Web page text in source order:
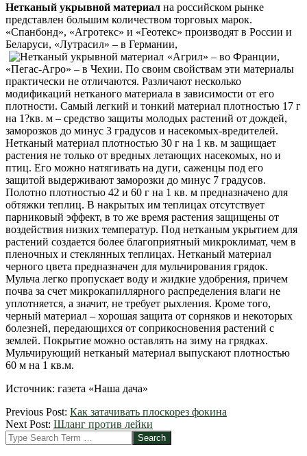
Нетканый укрывной материал на российском рынке
представлен большим количеством торговых марок.
«Спанбонд», «Агротекс» и «Геотекс» производят в России и
Беларуси, «Лутрасил» – в Германии,
«Агрил» – во Франции,
«Пегас-Агро» – в Чехии. По своим свойствам эти материалы
практически не отличаются. Различают несколько
модификаций нетканого материала в зависимости от его
плотности. Самый легкий и тонкий материал плотностью 17 г
на 1?кв. м – средство защиты молодых растений от дождей,
заморозков до минус 3 градусов и насекомых-вредителей.
Нетканый материал плотностью 30 г на 1 кв. м защищает
растения не только от вредных летающих насекомых, но и
птиц. Его можно натягивать на дуги, саженцы под его
защитой выдерживают заморозки до минус 7 градусов.
Полотно плотностью 42 и 60 г на 1 кв. м предназначено для
обтяжки теплиц. В накрытых им теплицах отсутствует
парниковый эффект, в то же время растения защищены от
воздействия низких температур. Под нетканым укрытием для
растений создается более благоприятный микроклимат, чем в
пленочных и стеклянных теплицах. Нетканый материал
черного цвета предназначен для мульчирования грядок.
Мульча легко пропускает воду и жидкие удобрения, причем
почва за счет микрокапиллярного распределения влаги не
уплотняется, а значит, не требует рыхления. Кроме того,
черный материал – хорошая защита от сорняков и некоторых
болезней, передающихся от соприкосновения растений с
землей. Покрытие можно оставлять на зиму на грядках.
Мульчирующий нетканый материал выпускают плотностью
60 м на 1 кв.м.
Источник: газета «Наша дача»
2012-
04-
13
Previous Post: Как затачивать плоскорез фокина
Next Post: Шланг против лейки
Search